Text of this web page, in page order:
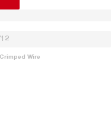
Wire